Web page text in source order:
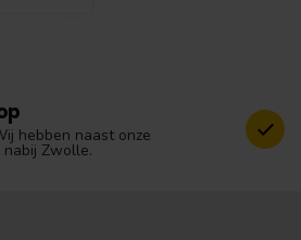
hebben naast onze
Zwolle.